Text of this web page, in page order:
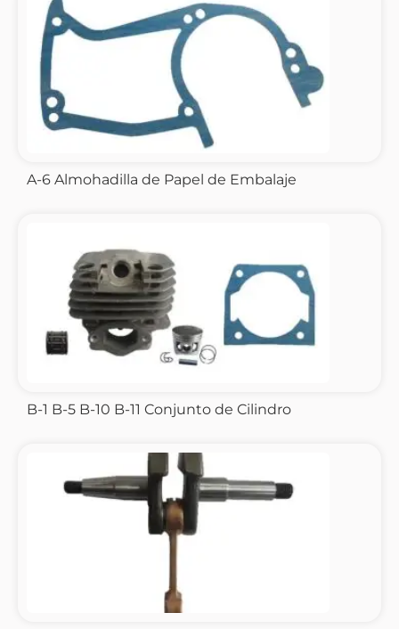
A-6 Almohadilla de Papel de Embalaje
B-1 B-5 B-10 B-11 Conjunto de Cilindro